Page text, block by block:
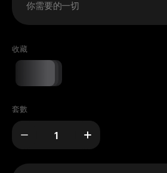
你需要的一切
收藏
套數